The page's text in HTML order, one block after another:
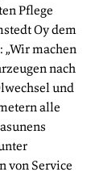
Pflege
Oy dem
machen
nach
und
alle
von Service